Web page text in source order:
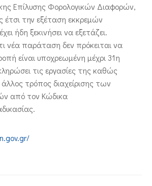
Επίλυσης Φορολογικών Διαφορών,
έτσι την εξέταση εκκρεμών
ήδη ξεκινήσει να εξετάζει.
νέα παράταση δεν πρόκειται να
είναι υποχρεωμένη μέχρι 31η
τις εργασίες της καθώς
άλλος τρόπος διαχείρισης των
από τον Κώδικα